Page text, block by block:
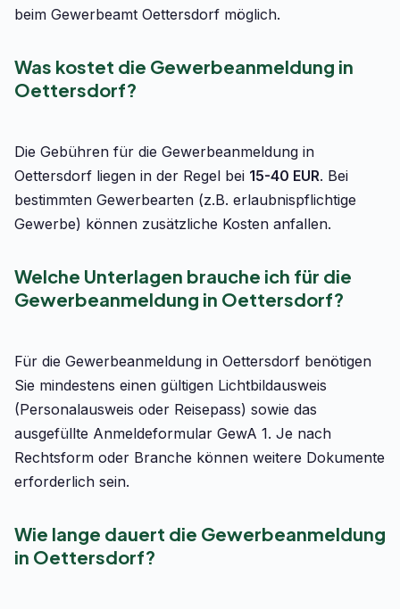
beim Gewerbeamt Oettersdorf möglich.
Was kostet die Gewerbeanmeldung in
Oettersdorf?
Die Gebühren für die Gewerbeanmeldung in
Oettersdorf liegen in der Regel bei 15-40 EUR. Bei
bestimmten Gewerbearten (z.B. erlaubnispflichtige
Gewerbe) können zusätzliche Kosten anfallen.
Welche Unterlagen brauche ich für die
Gewerbeanmeldung in Oettersdorf?
Für die Gewerbeanmeldung in Oettersdorf benötigen
Sie mindestens einen gültigen Lichtbildausweis
(Personalausweis oder Reisepass) sowie das
ausgefüllte Anmeldeformular GewA 1. Je nach
Rechtsform oder Branche können weitere Dokumente
erforderlich sein.
Wie lange dauert die Gewerbeanmeldung
in Oettersdorf?